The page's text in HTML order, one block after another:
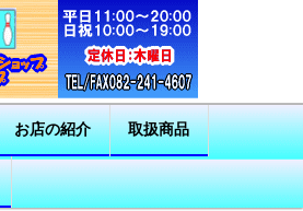
お店の紹介 取扱商品